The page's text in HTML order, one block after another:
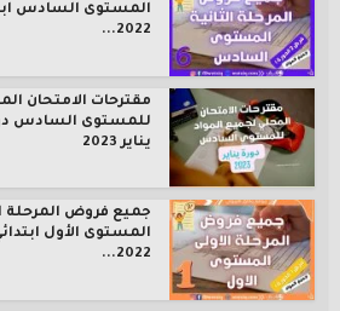
المستوى السادس
2022...
مقترحات الامتحان
للمستوى السادس
يناير 2023
جميع فروض المرحلة
المستوى الأول
2022...